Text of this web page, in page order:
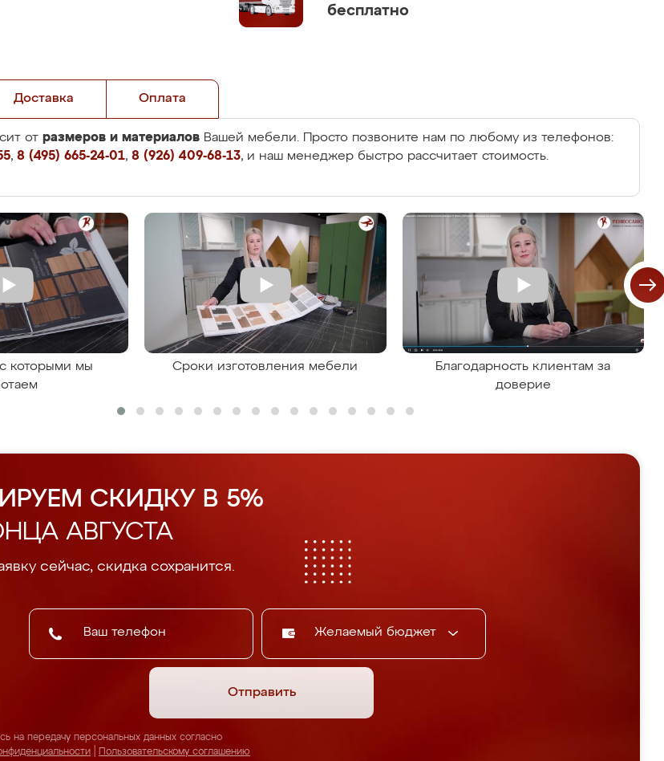
бесплатно
Доставка Оплата
от размеров и материалов Вашей мебели. Просто позвоните нам по любому из телефонов:
, 8 (495) 665-24-01, 8 (926) 409-68-13, и наш менеджер быстро рассчитает стоимость.
которыми мы
Сроки изготовления мебели
Благодарность клиентам за
доверие
СКИДКУ В 5%
АВГУСТА
сейчас, скидка сохранится.
Желаемый бюджет
Отправить
на передачу персональных данных согласно
Пользовательскому соглашению